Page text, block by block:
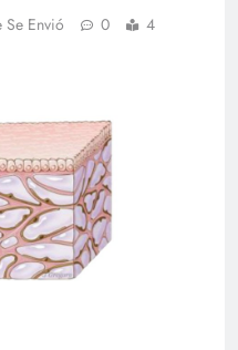
Se Envió 0
4